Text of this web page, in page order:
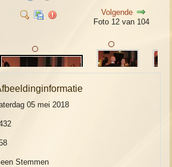
Volgende
Foto 12 van 104
05 mei 2018
Stemmen